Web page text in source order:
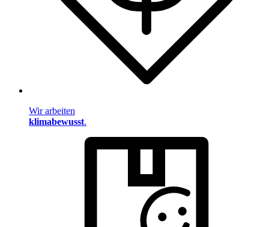
Wir arbeiten
klimabewusst.